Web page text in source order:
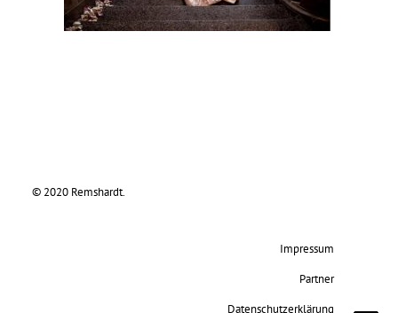
© 2020 Remshardt.
Impressum
Partner
Datenschutzerklärung